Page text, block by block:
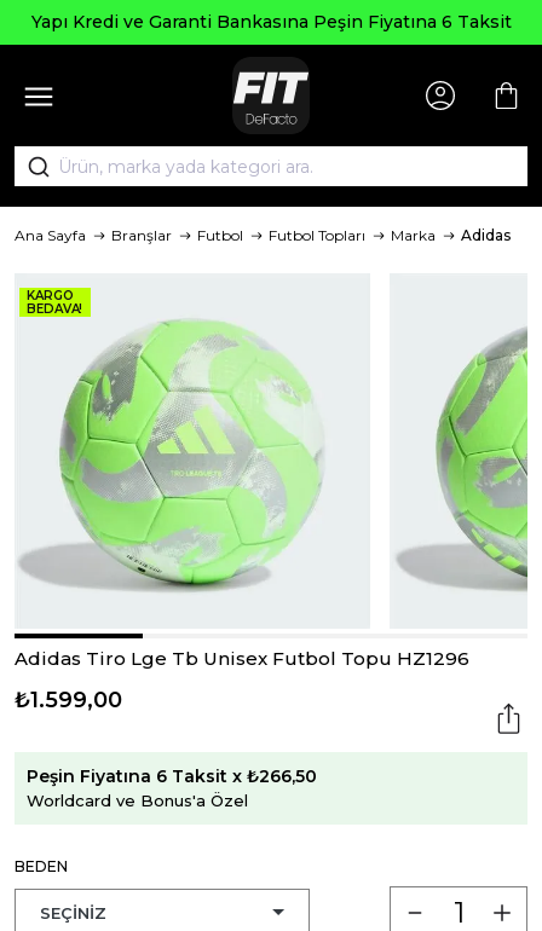
Yapı Kredi ve Garanti Bankasına Peşin Fiyatına 6 Taksit
Ana Sayfa Branşlar Futbol Futbol Topları Marka Adidas
KARGO
BEDAVA!
Adidas Tiro Lge Tb Unisex Futbol Topu HZ1296
₺1.599,00
Peşin Fiyatına 6 Taksit x ₺266,50
Worldcard ve Bonus'a Özel
BEDEN